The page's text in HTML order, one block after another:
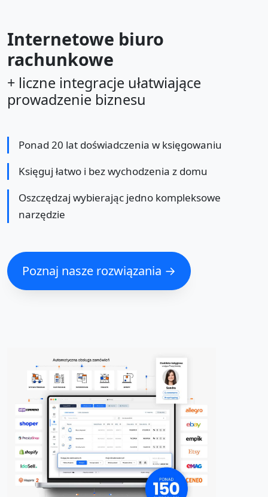
Internetowe biuro
rachunkowe
+ liczne integracje ułatwiające
prowadzenie biznesu
Ponad 20 lat doświadczenia w księgowaniu
Księguj łatwo i bez wychodzenia z domu
Oszczędzaj wybierając jedno kompleksowe
narzędzie
Poznaj nasze rozwiązania →